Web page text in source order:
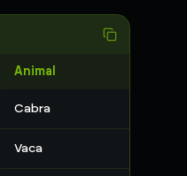
Animal
Cabra
Vaca